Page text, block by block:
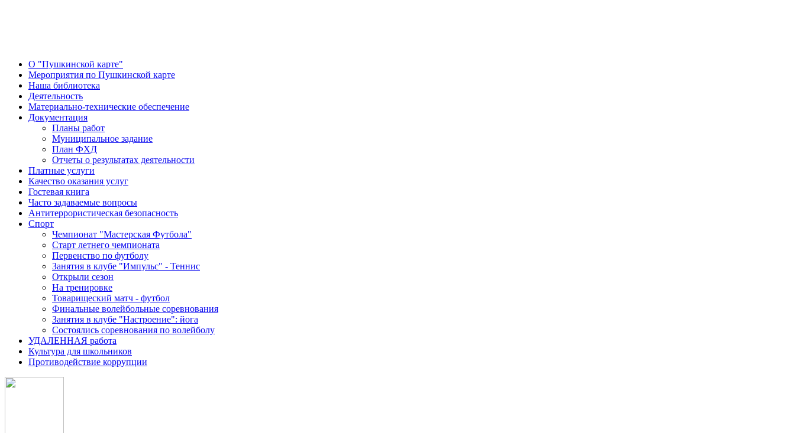
О "Пушкинской карте"
Мероприятия по Пушкинской карте
Наша библиотека
Деятельность
Материально-технические обеспечение
Документация
Планы работ
Муниципальное задание
План ФХД
Отчеты о результатах деятельности
Платные услуги
Качество оказания услуг
Гостевая книга
Часто задаваемые вопросы
Антитеррористическая безопасность
Спорт
Чемпионат "Мастерская Футбола"
Старт летнего чемпионата
Первенство по футболу
Занятия в клубе "Импульс" - Теннис
Открыли сезон
На тренировке
Товарищеский матч - футбол
Финальные волейбольные соревнования
Занятия в клубе "Настроение": йога
Состоялись соревнования по волейболу
УДАЛЕННАЯ работа
Культура для школьников
Противодействие коррупции